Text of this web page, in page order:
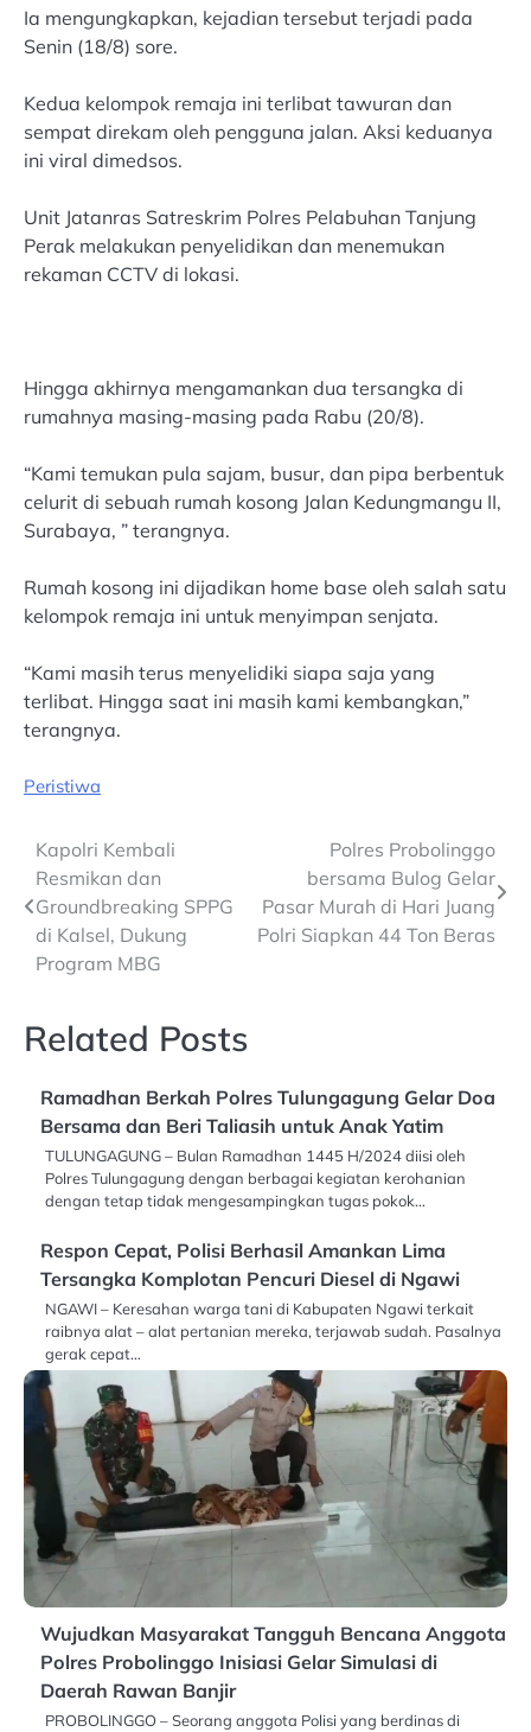
Ia mengungkapkan, kejadian tersebut terjadi pada
Senin (18/8) sore.
Kedua kelompok remaja ini terlibat tawuran dan
sempat direkam oleh pengguna jalan. Aksi keduanya
ini viral dimedsos.
Unit Jatanras Satreskrim Polres Pelabuhan Tanjung
Perak melakukan penyelidikan dan menemukan
rekaman CCTV di lokasi.
Hingga akhirnya mengamankan dua tersangka di
rumahnya masing-masing pada Rabu (20/8).
“Kami temukan pula sajam, busur, dan pipa berbentuk
celurit di sebuah rumah kosong Jalan Kedungmangu II,
Surabaya, ” terangnya.
Rumah kosong ini dijadikan home base oleh salah satu
kelompok remaja ini untuk menyimpan senjata.
“Kami masih terus menyelidiki siapa saja yang
terlibat. Hingga saat ini masih kami kembangkan,”
terangnya.
Peristiwa
Post
navigation
Kapolri Kembali
Resmikan dan
Groundbreaking SPPG
di Kalsel, Dukung
Program MBG
Polres Probolinggo
bersama Bulog Gelar
Pasar Murah di Hari Juang
Polri Siapkan 44 Ton Beras
Related Posts
Ramadhan Berkah Polres Tulungagung Gelar Doa
Bersama dan Beri Taliasih untuk Anak Yatim
TULUNGAGUNG – Bulan Ramadhan 1445 H/2024 diisi oleh
Polres Tulungagung dengan berbagai kegiatan kerohanian
dengan tetap tidak mengesampingkan tugas pokok…
Respon Cepat, Polisi Berhasil Amankan Lima
Tersangka Komplotan Pencuri Diesel di Ngawi
NGAWI – Keresahan warga tani di Kabupaten Ngawi terkait
raibnya alat – alat pertanian mereka, terjawab sudah. Pasalnya
gerak cepat…
Wujudkan Masyarakat Tangguh Bencana Anggota
Polres Probolinggo Inisiasi Gelar Simulasi di
Daerah Rawan Banjir
PROBOLINGGO – Seorang anggota Polisi yang berdinas di